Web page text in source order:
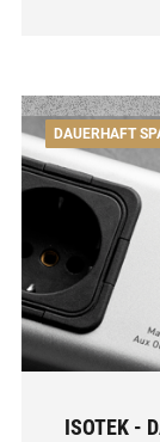
DAUERHAFT
ISOTEK -